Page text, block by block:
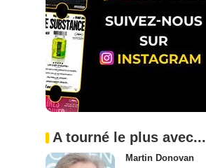
A tourné le plus avec...
Martin Donovan